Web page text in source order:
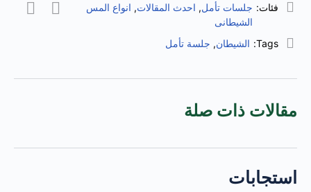
فئات: جلسات تأمل, احدث المقالات, انواع المس
الشيطانى
Tags: الشيطان, جلسة تأمل
مقالات ذات صلة
استجابات